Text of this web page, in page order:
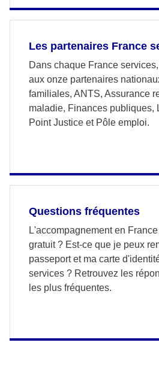
Les partenaires France
Dans chaque France
aux onze partenaires
familiales, ANTS, Assurance
maladie, Finances publiques,
Point Justice et Pôle emploi.
Questions fréquentes
L'accompagnement en
gratuit ? Est-ce que je peux
passeport et ma carte
services ? Retrouvez les
les plus fréquentes.